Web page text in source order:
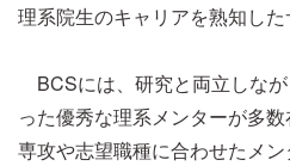
理系院生のキャリアを熟知した
BCSには、研究と両立しな
った優秀な理系メンターが多
専攻や志望職種に合わせたメ